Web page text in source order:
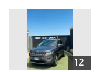
12